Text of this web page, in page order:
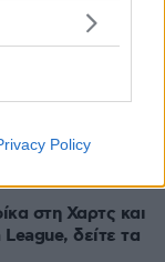
Policy
των Χούθι στη
στη Χαρτς και
δείτε τα